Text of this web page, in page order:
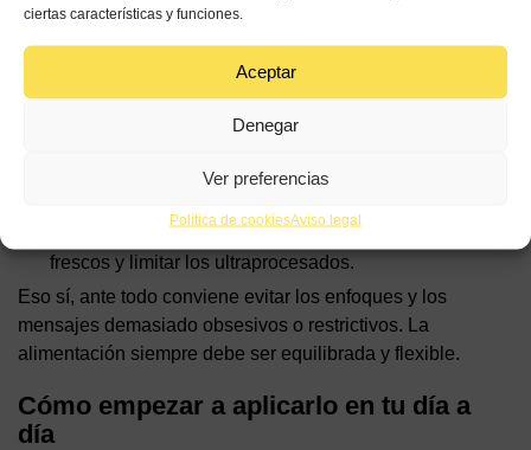
ciertas características y funciones.
Aceptar
Denegar
Ver preferencias
Política de cookiesAviso legal
y recuperar las recetas tradicionales y sencillas.
La relación con otros patrones alimentarios
coinciden con recomendaciones de
consumo de frutas y verduras, priorizar alimentos
frescos y limitar los ultraprocesados.
Eso sí, ante todo conviene evitar los enfoques y los
mensajes demasiado obsesivos o restrictivos. La
alimentación siempre debe ser equilibrada y flexible.
Cómo empezar a aplicarlo en tu día a
día